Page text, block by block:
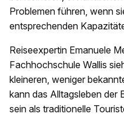
Problemen führen, wenn
entsprechenden
Reiseexpertin Emanuele
Fachhochschule Wallis
kleineren, weniger
kann das Alltagsleben der
sein als traditionelle